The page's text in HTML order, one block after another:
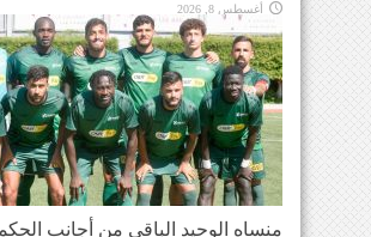
أغسطس 8, 2026
منساه الوحيد الباقي من أجانب